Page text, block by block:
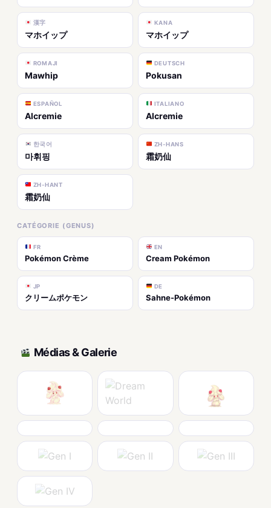
漢字
マホイップ
KANA
マホイップ
ROMAJI
Mawhip
DEUTSCH
Pokusan
ESPAÑOL
Alcremie
ITALIANO
Alcremie
한국어
마휘핑
ZH-HANS
霜奶仙
ZH-HANT
霜奶仙
CATÉGORIE (GENUS)
FR
Pokémon Crème
EN
Cream Pokémon
JP
クリームポケモン
DE
Sahne-Pokémon
Médias & Galerie